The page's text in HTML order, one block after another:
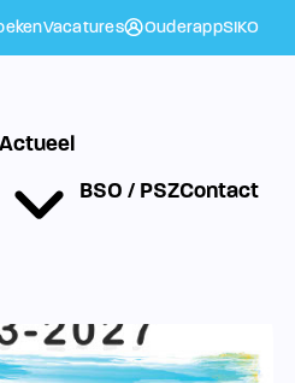
Vacatures OuderappSIKO
Actueel
BSO / PSZContact